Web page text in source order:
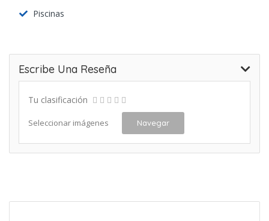
Piscinas
Escribe Una Reseña
Tu clasificación
Seleccionar imágenes Navegar